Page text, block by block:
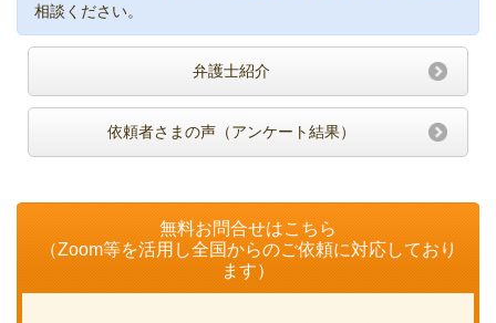
相談ください。
弁護士紹介
依頼者さまの声（アンケート結果）
無料お問合せはこちら
（Zoom等を活用し全国からのご依頼に対応しており
ます）